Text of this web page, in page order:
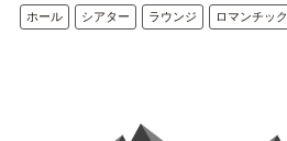
ホール シアター ラウンジ ロマンチック